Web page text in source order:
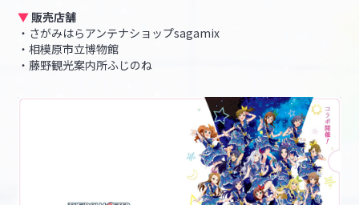
▼ 販売店舗
・さがみはらアンテナショップsagamix
・相模原市立博物館
・藤野観光案内所ふじのね